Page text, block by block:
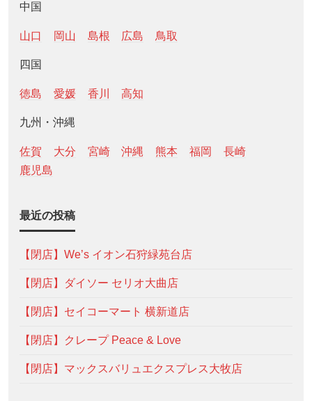
中国
山口 岡山 島根 広島 鳥取
四国
徳島 愛媛 香川 高知
九州・沖縄
佐賀 大分 宮崎 沖縄 熊本 福岡
長崎
鹿児島
最近の投稿
【閉店】We’s イオン石狩緑苑台店
【閉店】ダイソー セリオ大曲店
【閉店】セイコーマート 横新道店
【閉店】クレープ Peace & Love
【閉店】マックスバリュエクスプレス大牧店